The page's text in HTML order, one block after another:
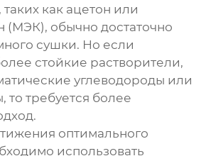
как ацетон или
(МЭК), обычно достаточно
сушки. Но если
стойкие растворители,
углеводороды или
требуется более
оптимального
использовать